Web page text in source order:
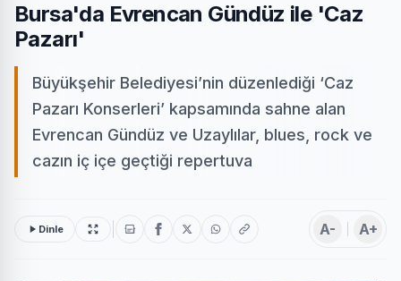
Bursa'da Evrencan Gündüz ile 'Caz
Pazarı'
Büyükşehir Belediyesi’nin düzenlediği ‘Caz
Pazarı Konserleri’ kapsamında sahne alan
Evrencan Gündüz ve Uzaylılar, blues, rock ve
cazın iç içe geçtiği repertuva
Dinle A- A+